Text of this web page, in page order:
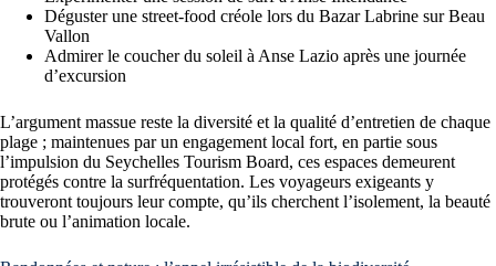
Déguster une street-food créole lors du Bazar Labrine sur Beau
Vallon
Admirer le coucher du soleil à Anse Lazio après une journée
d’excursion
L’argument massue reste la diversité et la qualité d’entretien de chaque
plage ; maintenues par un engagement local fort, en partie sous
l’impulsion du Seychelles Tourism Board, ces espaces demeurent
protégés contre la surfréquentation. Les voyageurs exigeants y
trouveront toujours leur compte, qu’ils cherchent l’isolement, la beauté
brute ou l’animation locale.